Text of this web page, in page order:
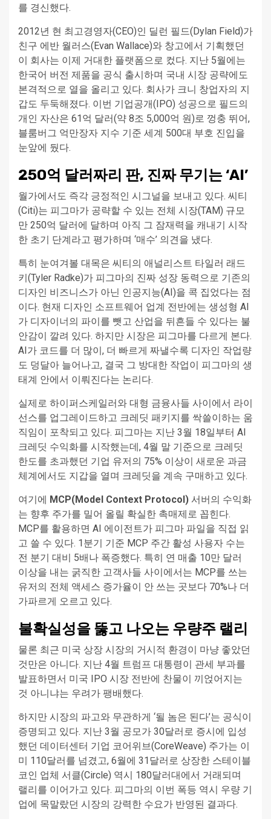
를 경신했다.
2012년 현 최고경영자(CEO)인 딜런 필드(Dylan Field)가
친구 에반 월러스(Evan Wallace)와 창고에서 기획했던
이 회사는 이제 거대한 플랫폼으로 컸다. 지난 5월에는
한국어 버전 제품을 공식 출시하며 국내 시장 공략에도
본격적으로 열을 올리고 있다. 회사가 크니 창업자의 지
갑도 두둑해졌다. 이번 기업공개(IPO) 성공으로 필드의
개인 자산은 61억 달러(약 8조 5,000억 원)로 껑충 뛰어,
블룸버그 억만장자 지수 기준 세계 500대 부호 진입을
눈앞에 뒀다.
250억 달러짜리 판, 진짜 무기는 ‘AI’
월가에서도 즉각 긍정적인 시그널을 보내고 있다. 씨티
(Citi)는 피그마가 공략할 수 있는 전체 시장(TAM) 규모
만 250억 달러에 달하며 아직 그 잠재력을 캐내기 시작
한 초기 단계라고 평가하며 ‘매수’ 의견을 냈다.
특히 눈여겨볼 대목은 씨티의 애널리스트 타일러 래드
키(Tyler Radke)가 피그마의 진짜 성장 동력으로 기존의
디자인 비즈니스가 아닌 인공지능(AI)을 콕 집었다는 점
이다. 현재 디자인 소프트웨어 업계 전반에는 생성형 AI
가 디자이너의 파이를 뺏고 산업을 뒤흔들 수 있다는 불
안감이 깔려 있다. 하지만 시장은 피그마를 다르게 본다.
AI가 코드를 더 많이, 더 빠르게 짜낼수록 디자인 작업량
도 덩달아 늘어나고, 결국 그 방대한 작업이 피그마의 생
태계 안에서 이뤄진다는 논리다.
실제로 하이퍼스케일러와 대형 금융사들 사이에서 라이
선스를 업그레이드하고 크레딧 패키지를 싹쓸이하는 움
직임이 포착되고 있다. 피그마는 지난 3월 18일부터 AI
크레딧 수익화를 시작했는데, 4월 말 기준으로 크레딧
한도를 초과했던 기업 유저의 75% 이상이 새로운 과금
체계에서도 지갑을 열며 크레딧을 계속 구매하고 있다.
여기에 MCP(Model Context Protocol) 서버의 수익화
는 향후 주가를 밀어 올릴 확실한 촉매제로 꼽힌다.
MCP를 활용하면 AI 에이전트가 피그마 파일을 직접 읽
고 쓸 수 있다. 1분기 기준 MCP 주간 활성 사용자 수는
전 분기 대비 5배나 폭증했다. 특히 연 매출 10만 달러
이상을 내는 굵직한 고객사들 사이에서는 MCP를 쓰는
유저의 전체 액세스 증가율이 안 쓰는 곳보다 70%나 더
가파르게 오르고 있다.
불확실성을 뚫고 나오는 우량주 랠리
물론 최근 미국 상장 시장의 거시적 환경이 마냥 좋았던
것만은 아니다. 지난 4월 트럼프 대통령이 관세 부과를
발표하면서 미국 IPO 시장 전반에 찬물이 끼얹어지는
것 아니냐는 우려가 팽배했다.
하지만 시장의 파고와 무관하게 ‘될 놈은 된다’는 공식이
증명되고 있다. 지난 3월 공모가 30달러로 증시에 입성
했던 데이터센터 기업 코어위브(CoreWeave) 주가는 이
미 110달러를 넘겼고, 6월에 31달러로 상장한 스테이블
코인 업체 서클(Circle) 역시 180달러대에서 거래되며
랠리를 이어가고 있다. 피그마의 이번 폭등 역시 우량 기
업에 목말랐던 시장의 강력한 수요가 반영된 결과다.